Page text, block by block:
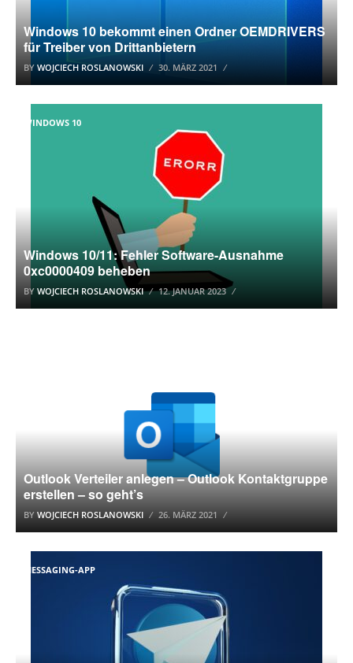
Windows 10 bekommt einen Ordner OEMDRIVERS
für Treiber von Drittanbietern
BY WOJCIECH ROSLANOWSKI 30. MÄRZ 2021
WINDOWS 10
Windows 10/11: Fehler Software-Ausnahme
0xc0000409 beheben
BY WOJCIECH ROSLANOWSKI 12. JANUAR 2023
Outlook Verteiler anlegen – Outlook Kontaktgruppe
erstellen – so geht’s
BY WOJCIECH ROSLANOWSKI 26. MÄRZ 2021
MESSAGING-APP